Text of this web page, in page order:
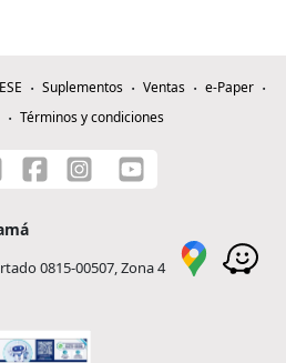
Suplementos Ventas
e-Paper
Términos y condiciones
0815-00507, Zona 4